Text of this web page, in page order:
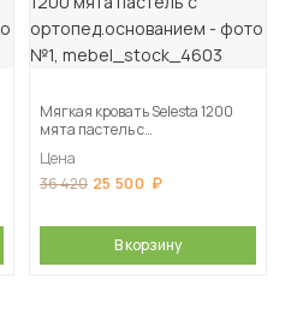
Мягкая кровать Selesta 1200
мята пастель с
Цена
36 420 25 500
В корзину